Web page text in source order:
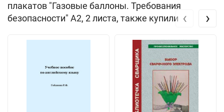
плакатов "Газовые баллоны. Требования
безопасности" А2, 2 листа, также купили ‹ ›